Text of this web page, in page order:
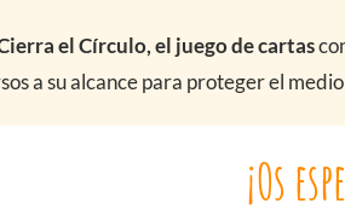
el Círculo, el juego de cartas
a su alcance para proteger el
¡Os